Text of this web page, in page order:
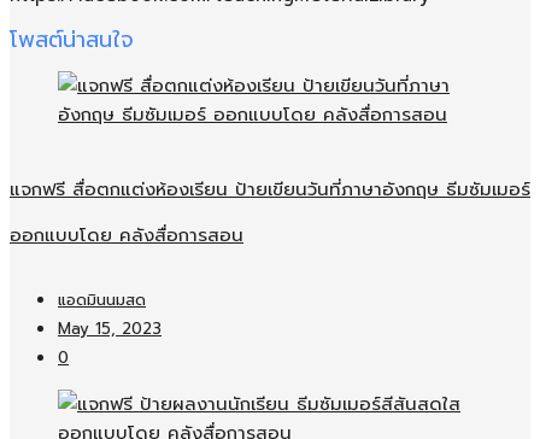
โพสต์น่าสนใจ
แจกฟรี สื่อตกแต่งห้องเรียน ป้ายเขียนวันที่ภาษาอังกฤษ ธีมซัมเมอร์
ออกแบบโดย คลังสื่อการสอน
แอดมินนมสด
May 15, 2023
0